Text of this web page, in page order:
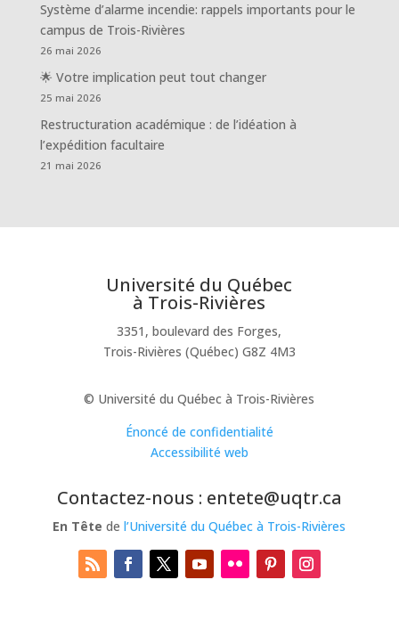
Système d’alarme incendie: rappels importants pour le
campus de Trois-Rivières
26 mai 2026
🌟 Votre implication peut tout changer
25 mai 2026
Restructuration académique : de l’idéation à
l’expédition facultaire
21 mai 2026
Université du Québec
à Trois-Rivières
3351, boulevard des Forges,
Trois-Rivières (Québec) G8Z 4M3
© Université du Québec à Trois-Rivières
Énoncé de confidentialité
Accessibilité web
Contactez-nous : entete@uqtr.ca
En Tête del’Université du Québec à Trois-Rivières